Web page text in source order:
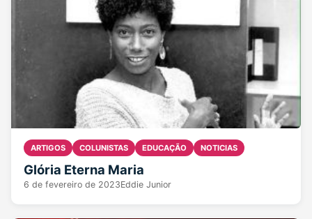
ARTIGOS COLUNISTAS EDUCAÇÃO NOTICIAS
Glória Eterna Maria
6 de fevereiro de 2023Eddie Junior